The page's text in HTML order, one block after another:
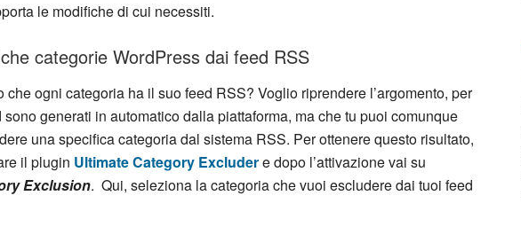
le modifiche di cui necessiti.
categorie WordPress dai feed RSS
che ogni categoria ha il suo feed RSS? Voglio riprendere l’argomento, per
generati in automatico dalla piattaforma, ma che tu puoi comunque
una specifica categoria dal sistema RSS. Per ottenere questo risultato,
il plugin Ultimate Category Excludere dopo l’attivazione vai su
Exclusion. Qui, seleziona la categoria che vuoi escludere dai tuoi feed